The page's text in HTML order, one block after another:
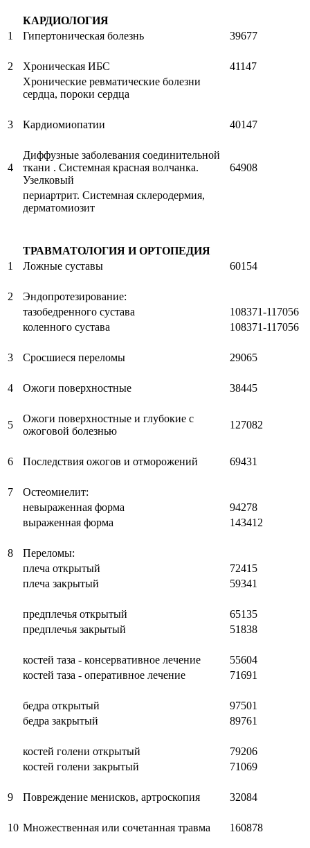
КАРДИОЛОГИЯ
1
Гипертоническая болезнь 39677
2 Хроническая ИБС
41147
Хронические ревматические болезни
сердца, пороки сердца
3 Кардиомиопатии 40147
4
Диффузные заболевания соединительной
ткани . Системная красная волчанка.
Узелковый
64908
периартрит. Системная склеродермия,
дерматомиозит
ТРАВМАТОЛОГИЯ И ОРТОПЕДИЯ
1
Ложные суставы 60154
2
Эндопротезирование:
тазобедренного сустава
108371-117056
коленного сустава
108371-117056
3 Сросшиеся переломы 29065
4 Ожоги поверхностные 38445
5
Ожоги поверхностные и глубокие с
ожоговой болезнью
127082
6 Последствия ожогов и отморожений 69431
7
Остеомиелит:
невыраженная форма
94278
выраженная форма
143412
8
Переломы:
плеча открытый
72415
плеча закрытый
59341
предплечья открытый
65135
предплечья закрытый
51838
костей таза - консервативное лечение
55604
костей таза - оперативное лечение
71691
бедра открытый
97501
бедра закрытый
89761
костей голени открытый
79206
костей голени закрытый
71069
9 Повреждение менисков, артроскопия 32084
10 Множественная или сочетанная травма 160878